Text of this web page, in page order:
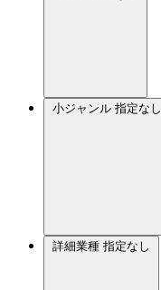
小ジャンル 指定なし
詳細業種 指定なし